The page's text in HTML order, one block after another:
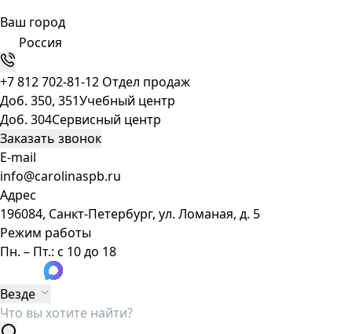
Ваш город
Россия
+7 812 702-81-12 Отдел продаж
Доб. 350, 351Учебный центр
Доб. 304Сервисный центр
Заказать звонок
E-mail
info@carolinaspb.ru
Адрес
196084, Санкт-Петербург, ул. Ломаная, д. 5
Режим работы
Пн. – Пт.: с 10 до 18
Везде